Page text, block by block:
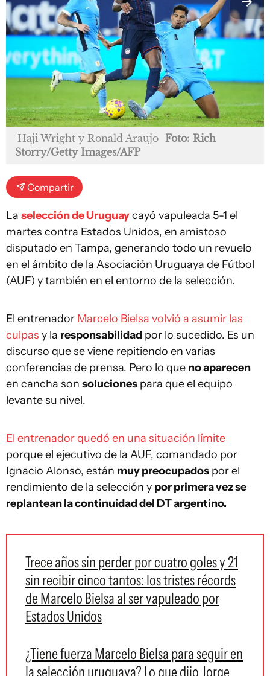
Haji Wright y Ronald Araujo Foto: Rich
Storry/Getty Images/AFP
Compartir
La selección de Uruguaycayó vapuleada 5-1 el
martes contra Estados Unidos, en amistoso
disputado en Tampa, generando todo un revuelo
en el ámbito de la Asociación Uruguaya de Fútbol
(AUF) y también en el entorno de la selección.
El entrenador Marcelo Bielsa volvió a asumir las
culpas y la responsabilidad por lo sucedido. Es un
discurso que se viene repitiendo en varias
conferencias de prensa. Pero lo que no aparecen
en cancha son soluciones para que el equipo
levante su nivel.
El entrenador quedó en una situación límite
porque el ejecutivo de la AUF, comandado por
Ignacio Alonso, están muy preocupados por el
rendimiento de la selección y por primera vez se
replantean la continuidad del DT argentino.
Trece años sin perder por cuatro goles y 21
sin recibir cinco tantos: los tristes récords
de Marcelo Bielsa al ser vapuleado por
Estados Unidos
¿Tiene fuerza Marcelo Bielsa para seguir en
la selección uruguaya? Lo que dijo Jorge